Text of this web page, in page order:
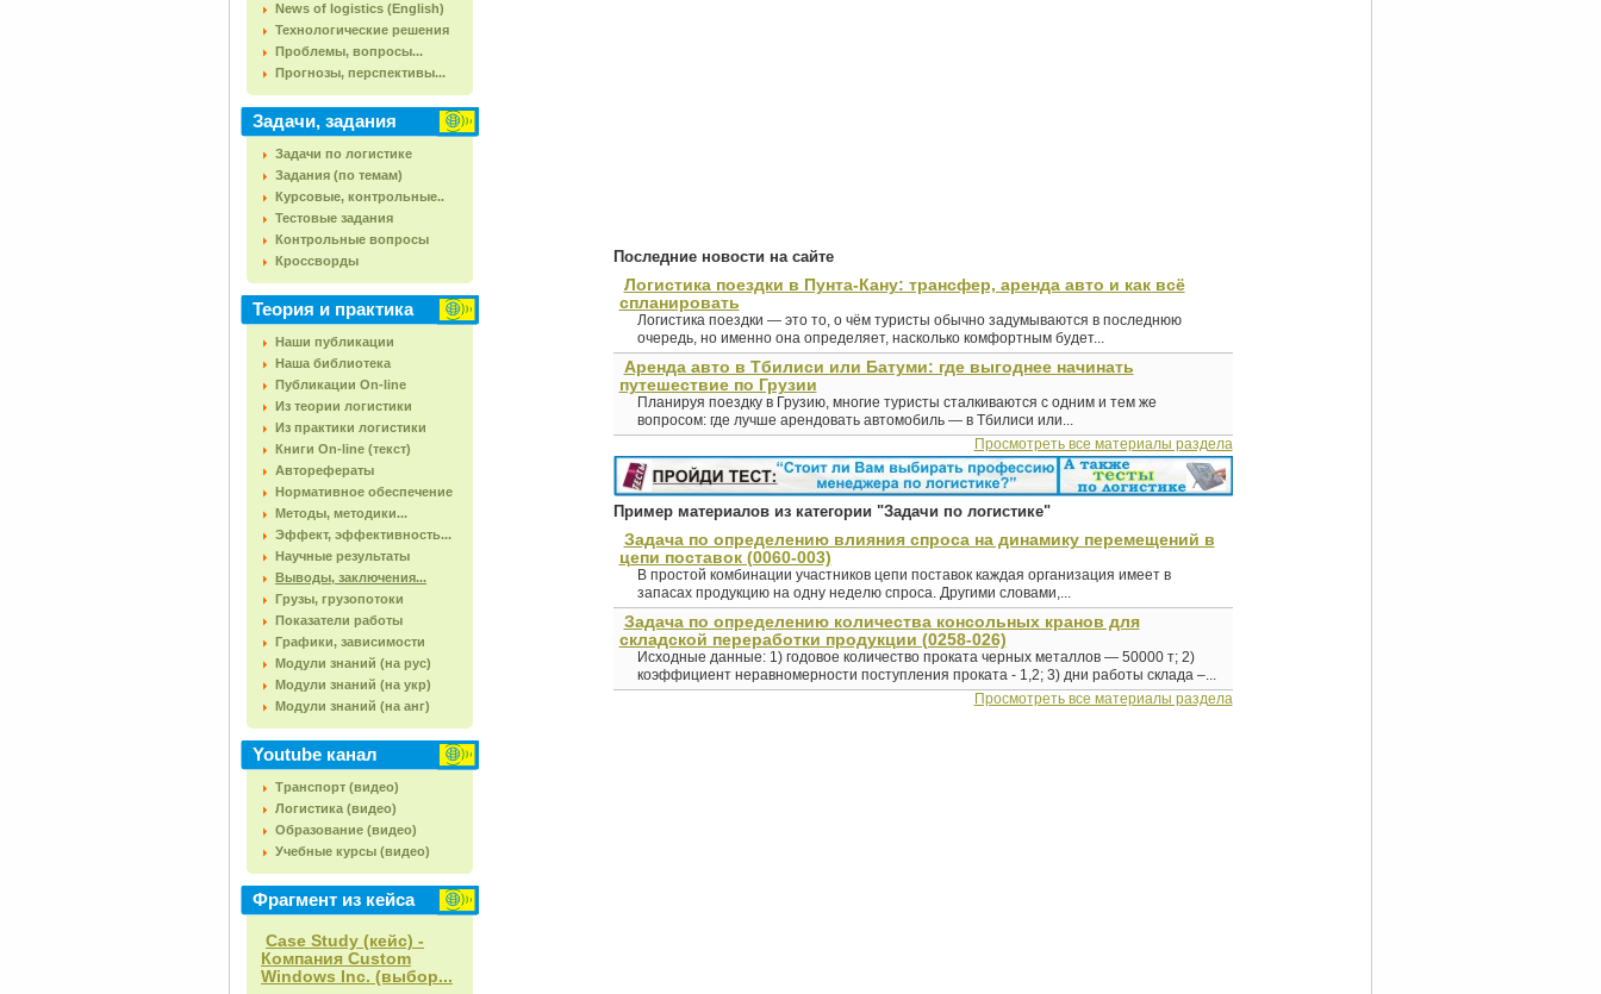
News of logistics (English)
Технологические решения
Проблемы, вопросы...
Прогнозы, перспективы...
Задачи, задания
Задачи по логистике
Задания (по темам)
Курсовые, контрольные..
Тестовые задания
Контрольные вопросы
Кроссворды
Теория и практика
Наши публикации
Наша библиотека
Публикации On-line
Из теории логистики
Из практики логистики
Книги On-line (текст)
Авторефераты
Нормативное обеспечение
Методы, методики...
Эффект, эффективность...
Научные результаты
Выводы, заключения...
Грузы, грузопотоки
Показатели работы
Графики, зависимости
Модули знаний (на рус)
Модули знаний (на укр)
Модули знаний (на анг)
Youtube канал
Транспорт (видео)
Логистика (видео)
Образование (видео)
Учебные курсы (видео)
Фрагмент из кейса
Case Study (кейс) -
Компания Custom
Windows Inc. (выбор...
Последние новости на сайте
Логистика поездки в Пунта-Кану: трансфер, аренда авто и как всё
спланировать
Логистика поездки — это то, о чём туристы обычно задумываются в последнюю
очередь, но именно она определяет, насколько комфортным будет...
Аренда авто в Тбилиси или Батуми: где выгоднее начинать
путешествие по Грузии
Планируя поездку в Грузию, многие туристы сталкиваются с одним и тем же
вопросом: где лучше арендовать автомобиль — в Тбилиси или...
Просмотреть все материалы раздела
Пример материалов из категории "Задачи по логистике"
Задача по определению влияния спроса на динамику перемещений в
цепи поставок (0060-003)
В простой комбинации участников цепи поставок каждая организация имеет в
запасах продукцию на одну неделю спроса. Другими словами,...
Задача по определению количества консольных кранов для
складской переработки продукции (0258-026)
Исходные данные: 1) годовое количество проката черных металлов — 50000 т; 2)
коэффициент неравномерности поступления проката - 1,2; 3) дни работы склада –...
Просмотреть все материалы раздела